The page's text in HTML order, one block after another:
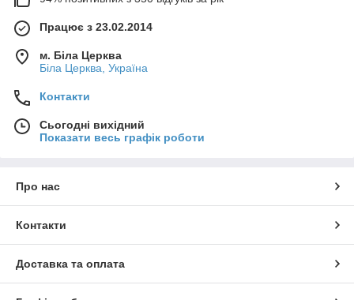
Працює з 23.02.2014
м. Біла Церква
Біла Церква, Україна
Контакти
Сьогодні вихідний
Показати весь графік роботи
Про нас
Контакти
Доставка та оплата